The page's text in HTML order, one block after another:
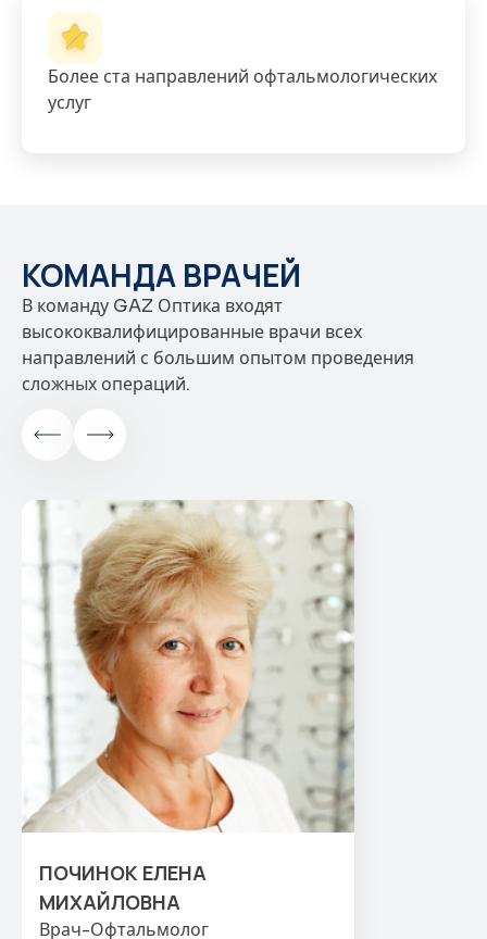
Более ста направлений офтальмологических
услуг
КОМАНДА ВРАЧЕЙ
В команду GAZ Оптика входят
высококвалифицированные врачи всех
направлений с большим опытом проведения
сложных операций.
ПОЧИНОК ЕЛЕНА
МИХАЙЛОВНА
Врач-Офтальмолог